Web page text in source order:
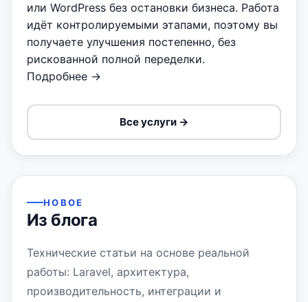
или WordPress без остановки бизнеса. Работа
идёт контролируемыми этапами, поэтому вы
получаете улучшения постепенно, без
рискованной полной переделки.
Подробнее →
Все услуги →
НОВОЕ
Из блога
Технические статьи на основе реальной
работы: Laravel, архитектура,
производительность, интеграции и